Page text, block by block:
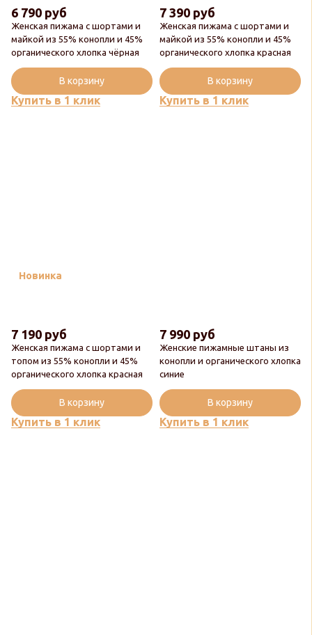
Женская пижама с шортами и
майкой из 55% конопли и 45%
органического хлопка чёрная
6 790 руб
Купить в 1 клик
В корзину
Женская пижама с шортами и
майкой из 55% конопли и 45%
органического хлопка красная
7 390 руб
Купить в 1 клик
В корзину
Новинка
Женская пижама с шортами и
топом из 55% конопли и 45%
органического хлопка красная
7 190 руб
Купить в 1 клик
В корзину
Женские пижамные штаны из
конопли и органического хлопка
синие
7 990 руб
Купить в 1 клик
В корзину